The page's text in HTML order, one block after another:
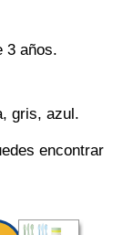
3 años.
gris, azul.
encontrar